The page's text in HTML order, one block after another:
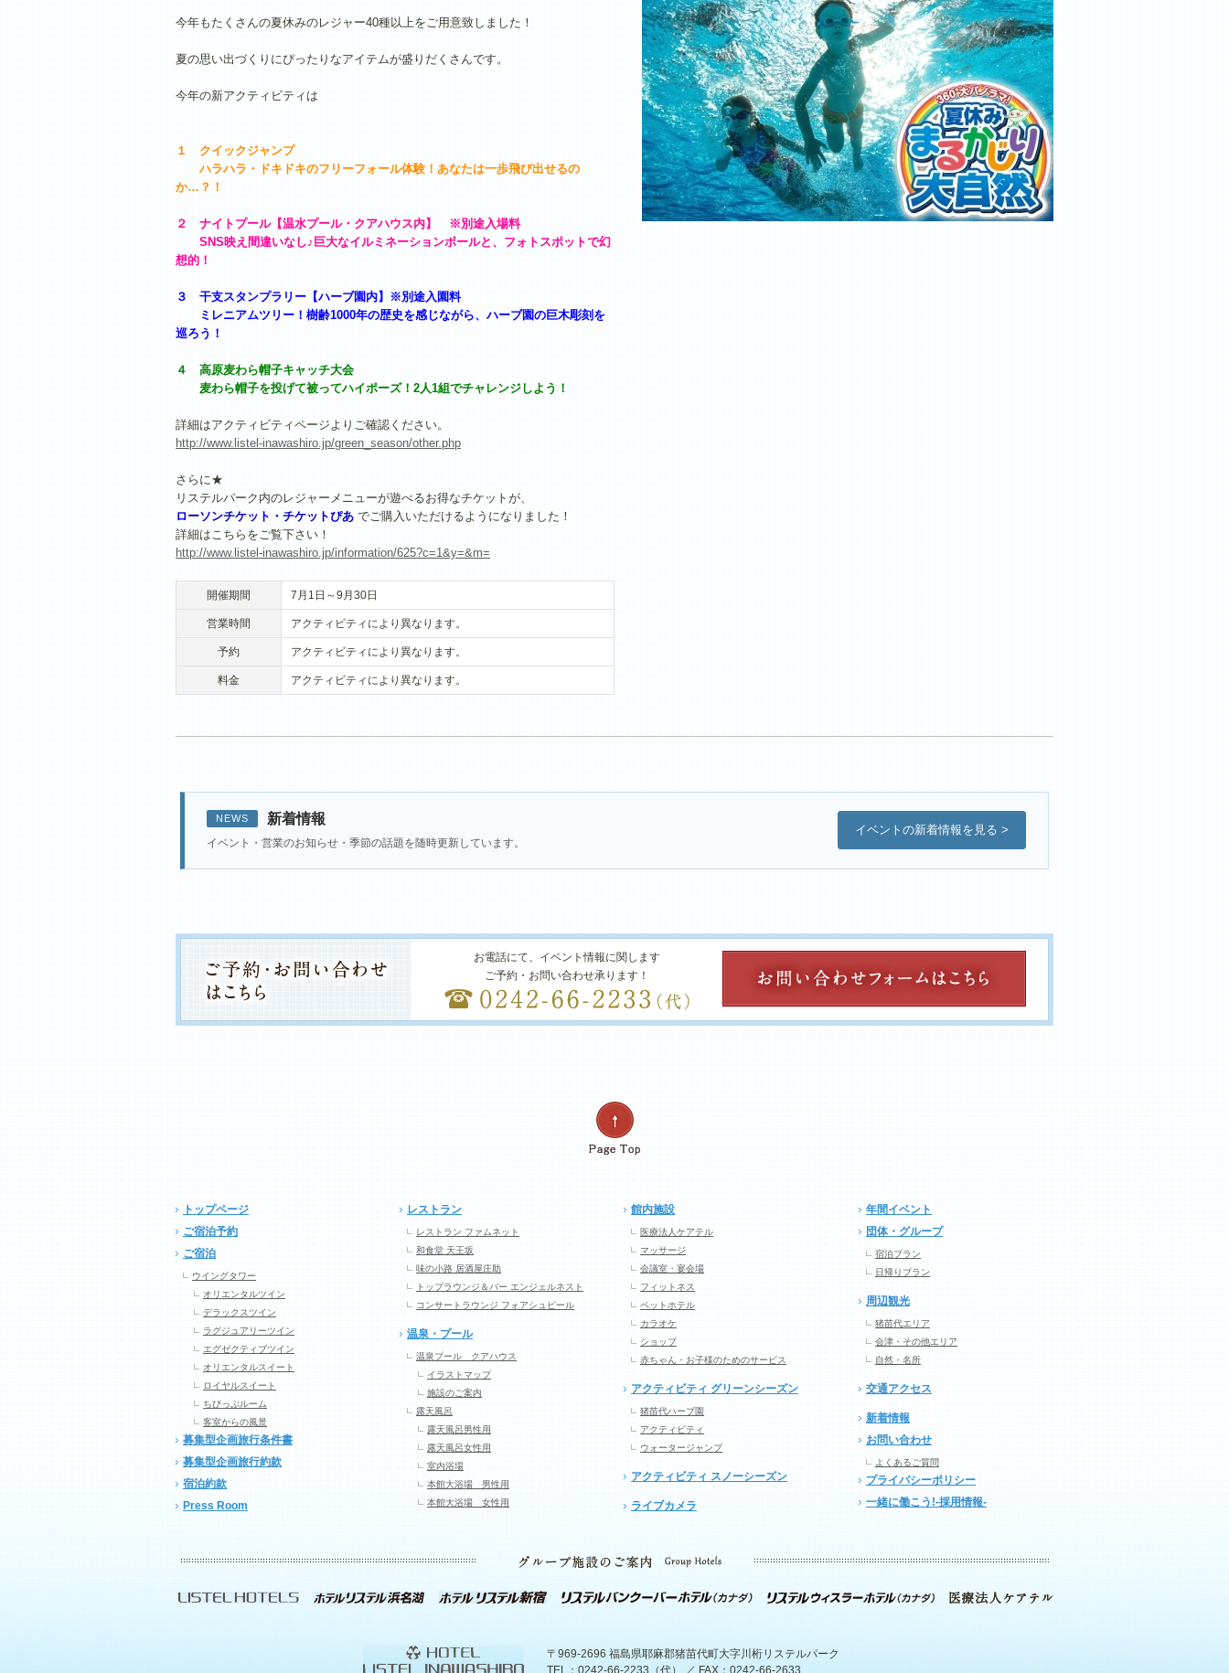
今年もたくさんの夏休みのレジャー40種以上をご用意致しました！
夏の思い出づくりにぴったりなアイテムが盛りだくさんです。
今年の新アクティビティは
１ クイックジャンプ
ハラハラ・ドキドキのフリーフォール体験！あなたは一歩飛び出せるの
か…？！
２ ナイトプール【温水プール・クアハウス内】 ※別途入場料
SNS映え間違いなし♪巨大なイルミネーションボールと、フォトスポットで幻
想的！
３ 干支スタンプラリー【ハーブ園内】※別途入園料
ミレニアムツリー！樹齢1000年の歴史を感じながら、ハーブ園の巨木彫刻を
巡ろう！
４ 高原麦わら帽子キャッチ大会
麦わら帽子を投げて被ってハイポーズ！2人1組でチャレンジしよう！
詳細はアクティビティページよりご確認ください。
http://www.listel-inawashiro.jp/green_season/other.php
さらに★
リステルパーク内のレジャーメニューが遊べるお得なチケットが、
ローソンチケット・チケットぴあ でご購入いただけるようになりました！
詳細はこちらをご覧下さい！
http://www.listel-inawashiro.jp/information/625?c=1&y=&m=
開催期間 7月1日～9月30日
営業時間 アクティビティにより異なります。
予約 アクティビティにより異なります。
料金 アクティビティにより異なります。
NEWS 新着情報
イベント・営業のお知らせ・季節の話題を随時更新しています。
イベントの新着情報を見る >
お電話にて、イベント情報に関します
ご予約・お問い合わせ承ります！
トップページ
ご宿泊予約
ご宿泊
ウイングタワー
オリエンタルツイン
デラックスツイン
ラグジュアリーツイン
エグゼクティブツイン
オリエンタルスイート
ロイヤルスイート
ちびっぷルーム
客室からの風景
募集型企画旅行条件書
募集型企画旅行約款
宿泊約款
Press Room
レストラン
レストラン ファムネット
和食堂 天王坂
味の小路 居酒屋庄助
トップラウンジ＆バー エンジェルネスト
コンサートラウンジ フォアシュピール
温泉・プール
温泉プール クアハウス
イラストマップ
施設のご案内
露天風呂
露天風呂男性用
露天風呂女性用
室内浴場
本館大浴場 男性用
本館大浴場 女性用
館内施設
医療法人ケアテル
マッサージ
会議室・宴会場
フィットネス
ペットホテル
カラオケ
ショップ
赤ちゃん・お子様のためのサービス
アクティビティ グリーンシーズン
猪苗代ハーブ園
アクティビティ
ウォータージャンプ
アクティビティ スノーシーズン
ライブカメラ
年間イベント
団体・グループ
宿泊プラン
日帰りプラン
周辺観光
猪苗代エリア
会津・その他エリア
自然・名所
交通アクセス
新着情報
お問い合わせ
よくあるご質問
プライバシーポリシー
一緒に働こう!-採用情報-
〒969-2696 福島県耶麻郡猪苗代町大字川桁リステルパーク
TEL：0242-66-2233（代） ／ FAX：0242-66-2633